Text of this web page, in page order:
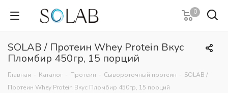
0
SOLAB / Протеин Whey Protein Вкус
Пломбир 450гр, 15 порций
Главная - Каталог - Протеин - Сывороточный протеин - SOLAB /
Протеин Whey Protein Вкус Пломбир 450гр, 15 порций